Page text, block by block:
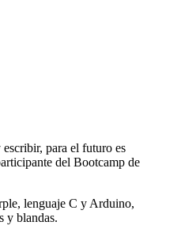
para el futuro es
del Bootcamp de
lenguaje C y Arduino,
y blandas.